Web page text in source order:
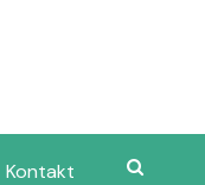
Kontakt